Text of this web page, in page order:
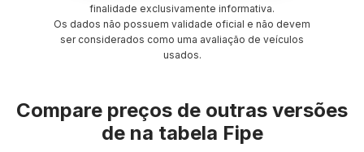
finalidade exclusivamente informativa.
Os dados não possuem validade oficial e não devem
ser considerados como uma avaliação de veículos
usados.
Compare preços de outras versões
de na tabela Fipe